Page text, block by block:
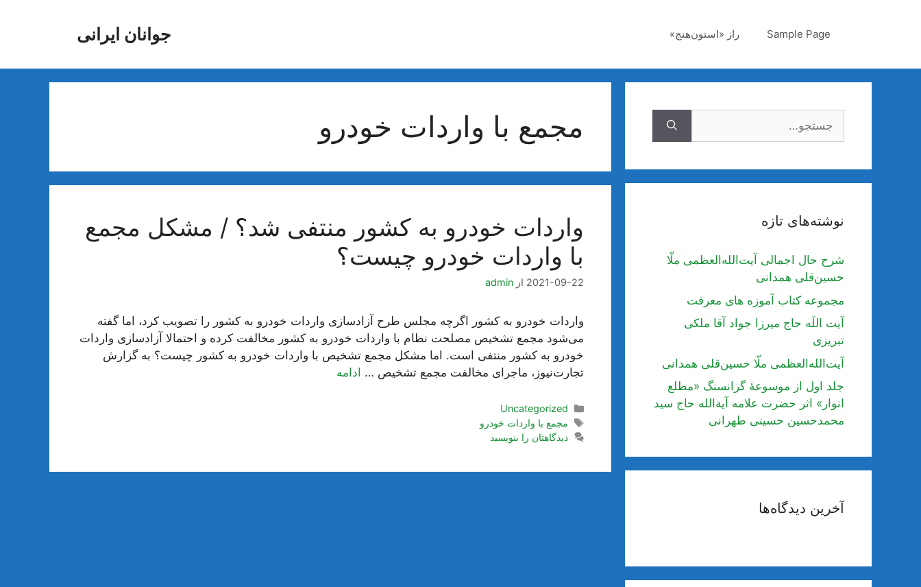
جوانان ایرانی Sample Page راز «استون‌هنج»
مجمع با واردات خودرو
واردات خودرو به کشور منتفی شد؟ / مشکل مجمع
با واردات خودرو چیست؟
2021-09-22 از admin
واردات خودرو به کشور اگرچه مجلس طرح آزادسازی واردات خودرو به کشور را تصویب کرد، اما گفته
می‌شود مجمع تشخیص مصلحت نظام با واردات خودرو به کشور مخالفت کرده و احتمالا آزادسازی واردات
خودرو به کشور منتفی است. اما مشکل مجمع تشخیص با واردات خودرو به کشور چیست؟ به گزارش
تجارت‌نیوز، ماجرای مخالفت مجمع تشخیص … ادامه
دسته‌ها
Uncategorized
برچسب‌ها
مجمع با واردات خودرو
دیدگاهتان را بنویسید
نوشته‌های تازه
شرح حال اجمالی آیت‌الله‌العظمی ملّا
حسین‌قلی همدانی
مجموعه کتاب آموزه های معرفت
آیت اللَه حاج میرزا جواد آقا ملکی
تبریزی
آیت‌الله‌العظمی ملّا حسین‌قلی همدانی
جلد اول از موسوعۀ گرانسنگ «مطلع
انوار» اثر حضرت علامه آیة‌الله حاج سید
محمدحسین حسینی طهرانی
آخرین دیدگاه‌ها